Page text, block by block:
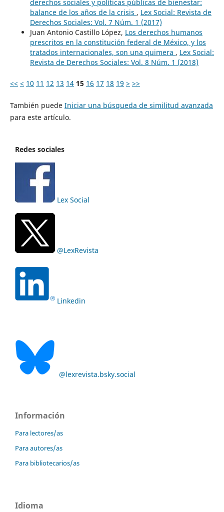
derechos sociales y políticas públicas de bienestar:
balance de los años de la crisis , Lex Social: Revista de
Derechos Sociales: Vol. 7 Núm. 1 (2017)
Juan Antonio Castillo López, Los derechos humanos
prescritos en la constitución federal de México, y los
tratados internacionales, son una quimera , Lex Social:
Revista de Derechos Sociales: Vol. 8 Núm. 1 (2018)
<< < 10 11 12 13 14 15 16 17 18 19 > >>
También puede Iniciar una búsqueda de similitud avanzada
para este artículo.
Redes sociales
Lex Social
@LexRevista
Linkedin
@lexrevista.bsky.social
Información
Para lectores/as
Para autores/as
Para bibliotecarios/as
Idioma